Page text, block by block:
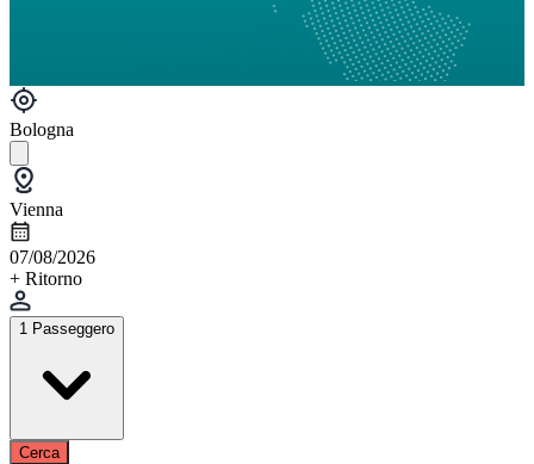
Bologna
Vienna
07/08/2026
+ Ritorno
1 Passeggero
Cerca